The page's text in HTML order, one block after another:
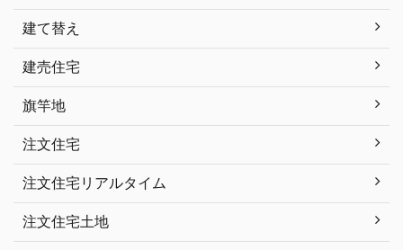
建て替え
建売住宅
旗竿地
注文住宅
注文住宅リアルタイム
注文住宅土地